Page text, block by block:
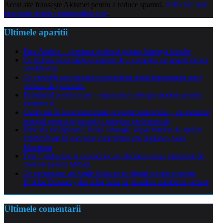
Acest site folosește Akismet pentru a reduce spamul. Află cum sunt
procesate datele comentariilor tale
Ultimele aparitii
Parc Astérix – aventura perfectă pentru întreaga familie
Ce trebuie să urmărești înainte de a cumpăra un aparat de aer
condiționat
Ce exerciții accelerează recuperarea după implantarea unei
proteze de genunchi
Iluminatul pentru scari – siguranta si design modern pentru
locuinta ta
Curățenia în hale industriale și spații comerciale – un element
esențial pentru siguranță și imagine profesională
Dincolo de diplomă: Rolul strategic al pachetelor de sprijin
săptămânale în succesul cursanților din regiunea Sud-
Muntenia
Top 7 gadgeturi și accesorii care definesc noua generație de
cadouri pentru bărbați
Ce presupune un Smile Makeover digital și cum reușește
D’Alba Dentistry din Alba Iulia să planifice zâmbetul perfect
Ultimele comentarii